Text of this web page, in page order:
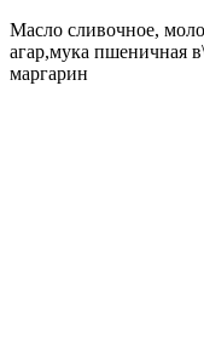
Масло сливочное,
агар,мука пшеничная
маргарин